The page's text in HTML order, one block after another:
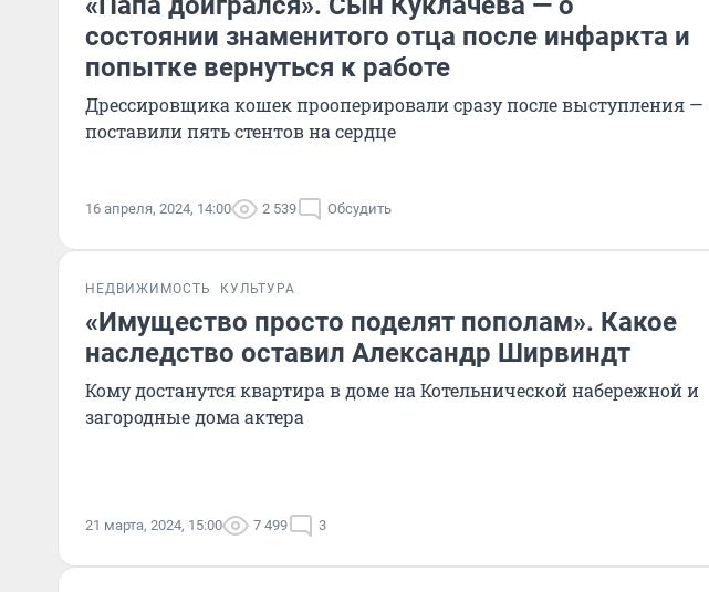
состоянии знаменитого отца после инфаркта и
попытке вернуться к работе
Дрессировщика кошек прооперировали сразу после выступления —
поставили пять стентов на сердце
16 апреля, 2024, 14:00 2 539 Обсудить
НЕДВИЖИМОСТЬ КУЛЬТУРА
«Имущество просто поделят пополам». Какое
наследство оставил Александр Ширвиндт
Кому достанутся квартира в доме на Котельнической набережной и
загородные дома актера
21 марта, 2024, 15:00 7 499 3